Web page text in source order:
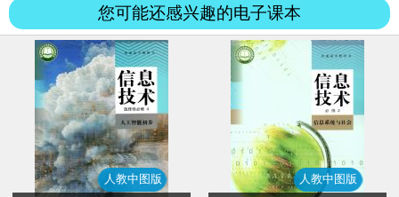
您可能还感兴趣的电子课本
人教中图版
人教中图版